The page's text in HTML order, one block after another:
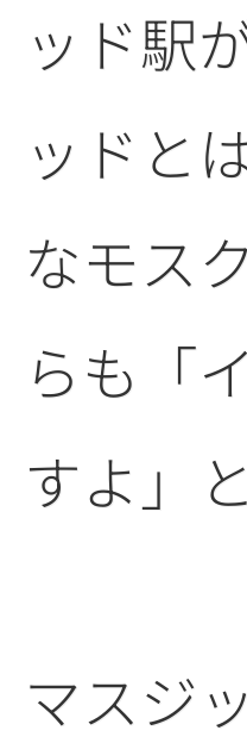
ッド駅
ッドと
なモス
らも「
すよ」
マスジ